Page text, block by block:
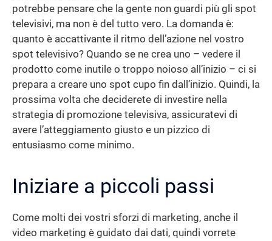
potrebbe pensare che la gente non guardi più gli spot
televisivi, ma non è del tutto vero. La domanda è:
quanto è accattivante il ritmo dell’azione nel vostro
spot televisivo? Quando se ne crea uno – vedere il
prodotto come inutile o troppo noioso all’inizio – ci si
prepara a creare uno spot cupo fin dall’inizio. Quindi, la
prossima volta che deciderete di investire nella
strategia di promozione televisiva, assicuratevi di
avere l’atteggiamento giusto e un pizzico di
entusiasmo come minimo.
Iniziare a piccoli passi
Come molti dei vostri sforzi di marketing, anche il
video marketing è guidato dai dati, quindi vorrete